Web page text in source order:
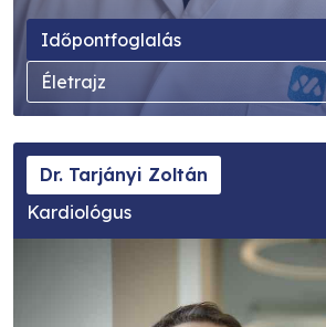
Időpontfoglalás
Életrajz
Dr. Tarjányi Zoltán
Kardiológus